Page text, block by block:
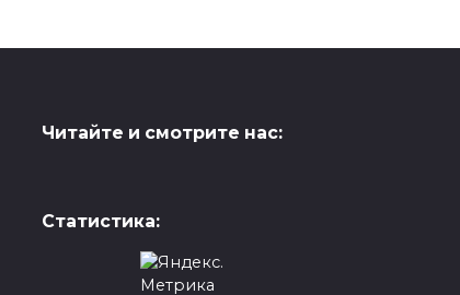
Читайте и смотрите нас:
Статистика: